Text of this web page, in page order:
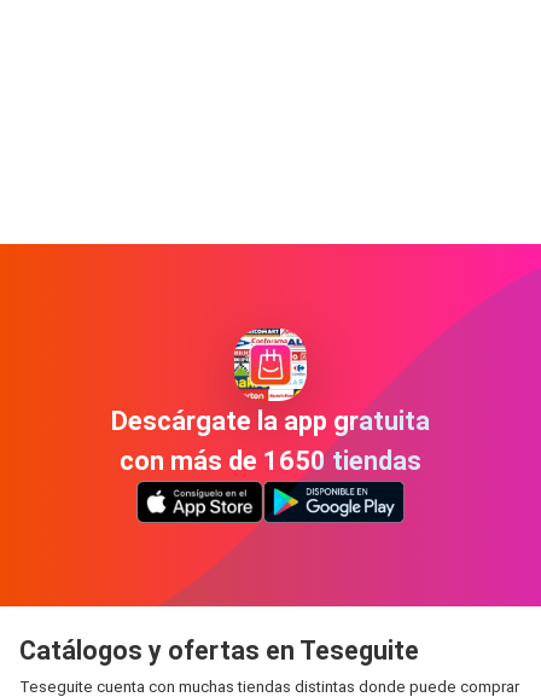
Descárgate la app gratuita
con más de 1650 tiendas
Catálogos y ofertas en Teseguite
Teseguite cuenta con muchas tiendas distintas donde puede comprar